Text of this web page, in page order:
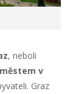
, neboli
v
Graz